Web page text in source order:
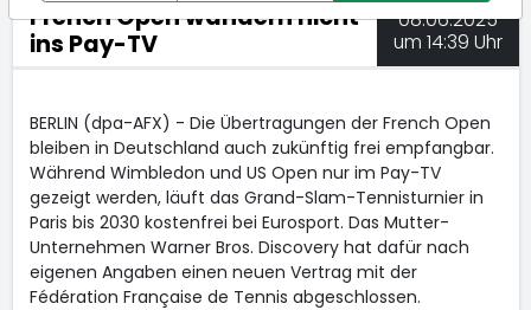
French Open wandern nicht
ins Pay-TV
08.06.2025
um 14:39 Uhr
BERLIN (dpa-AFX) - Die Übertragungen der French Open
bleiben in Deutschland auch zukünftig frei empfangbar.
Während Wimbledon und US Open nur im Pay-TV
gezeigt werden, läuft das Grand-Slam-Tennisturnier in
Paris bis 2030 kostenfrei bei Eurosport. Das Mutter-
Unternehmen Warner Bros. Discovery hat dafür nach
eigenen Angaben einen neuen Vertrag mit der
Fédération Française de Tennis abgeschlossen.